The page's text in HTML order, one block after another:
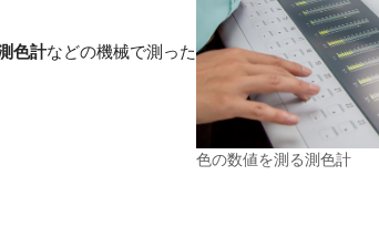
色計などの機械で測った
色の数値を測る測色計